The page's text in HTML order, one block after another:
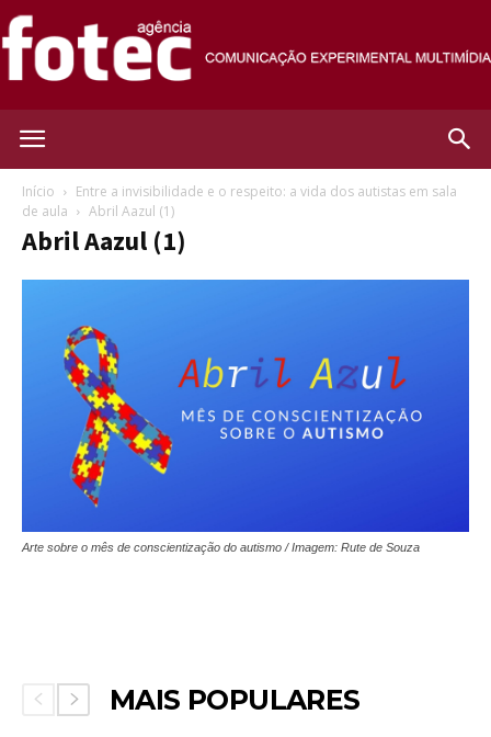
Início
Entre a invisibilidade e o respeito: a vida dos autistas em sala
de aula
Abril Aazul (1)
Abril Aazul (1)
Arte sobre o mês de conscientização do autismo / Imagem: Rute de Souza
MAIS POPULARES